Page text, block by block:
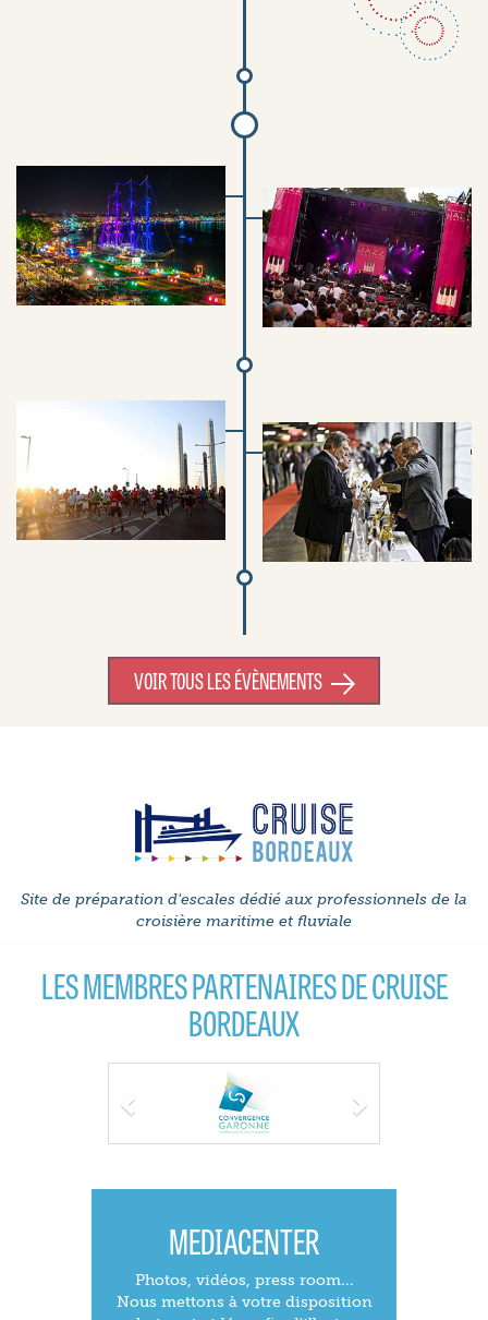
VOIR TOUS LES ÉVÈNEMENTS
Site de préparation d'escales dédié aux professionnels de la
croisière maritime et fluviale
LES MEMBRES PARTENAIRES DE CRUISE
BORDEAUX
MEDIACENTER
Photos, vidéos, press room...
Nous mettons à votre disposition